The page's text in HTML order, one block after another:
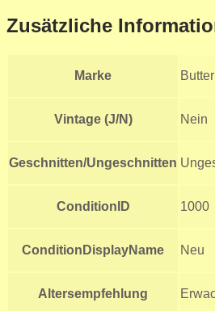
Zusätzliche
Marke
Vintage (J/N) Nein
Geschnitten/Ungeschnitten
ConditionID 1000
ConditionDisplayName Neu
Altersempfehlung